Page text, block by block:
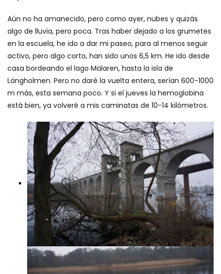
Aún no ha amanecido, pero como ayer, nubes y quizás
algo de lluvia, pero poca. Tras haber dejado a los grumetes
en la escuela, he ido a dar mi paseo, para al menos seguir
activo, pero algo corto, han sido unos 6,5 km. He ido desde
casa bordeando el lago Mälaren, hasta la isla de
Längholmen. Pero no daré la vuelta entera, serían 600-1000
m más, esta semana poco. Y si el jueves la hemoglobina
está bien, ya volveré a mis caminatas de 10-14 kilómetros.